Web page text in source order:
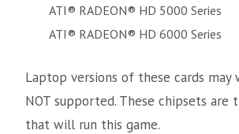
ATI® RADEON® HD 5000 Series
ATI® RADEON® HD 6000 Series
Laptop versions of these cards may
NOT supported. These chipsets are
that will run this game.